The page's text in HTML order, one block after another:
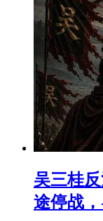
吴三桂
途停战